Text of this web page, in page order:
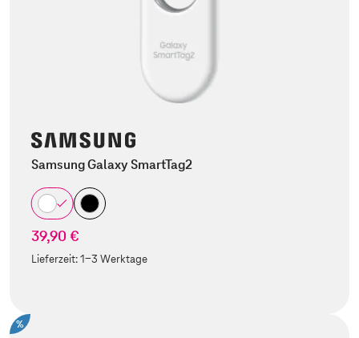
Samsung Galaxy SmartTag2
39,90 €
Lieferzeit:1-3 Werktage
%